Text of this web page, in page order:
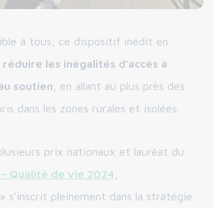
à tous, ce dispositif inédit en
réduire les inégalités d’accès à
soutien , en allant au plus près des
dans les zones rurales et isolées.
prix nationaux et lauréat du
Qualité de vie 2024
s’inscrit pleinement dans la stratégie